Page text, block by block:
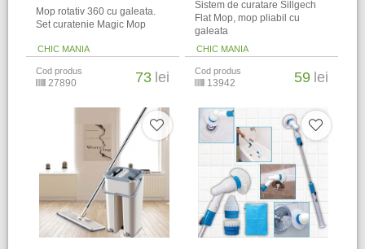
Mop rotativ 360 cu galeata.
Set curatenie Magic Mop
CHIC MANIA
Cod produs
27890 73 lei
Sistem de curatare Sillgech
Flat Mop, mop pliabil cu
galeata
CHIC MANIA
Cod produs
13942 59 lei